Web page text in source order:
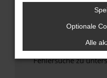
Wende dich an
Wenn du alle oben
hast, kontaktiere uns
versuchen, das
uns diesen Text
Fehlersuche zu
Optionale
Alle